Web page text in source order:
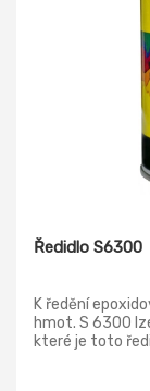
Ředidlo S6300
K ředění
hmot. S 6300
které je toto